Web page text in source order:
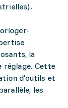
la
réglage. Cette
d'outils et
les